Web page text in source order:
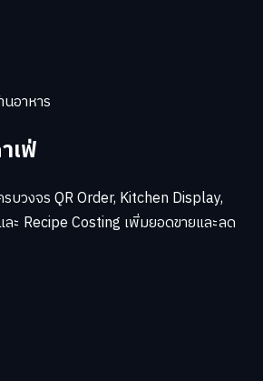
อาหาร
เฟ่
บวงจร QR Order, Kitchen Display,
ะ Recipe Costing เพิ่มยอดขายและลด